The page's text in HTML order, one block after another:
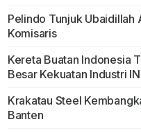
Pelindo Tunjuk Ubaidillah
Komisaris
Kereta Buatan Indonesia
Besar Kekuatan Industri
Krakatau Steel
Banten